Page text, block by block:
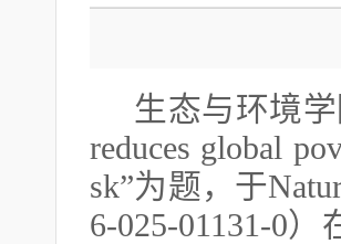
生态与环境
reduces global
sk”为题，于
6-025-01131-0）